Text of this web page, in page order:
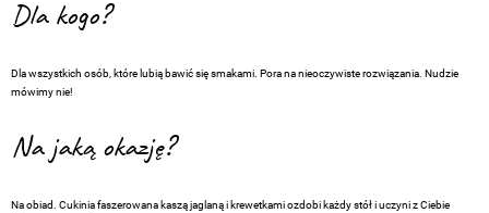
Dla kogo?
Dla wszystkich osób, które lubią bawić się smakami. Pora na nieoczywiste rozwiązania. Nudzie
mówimy nie!
Na jaką okazję?
Na obiad. Cukinia faszerowana kaszą jaglaną i krewetkami ozdobi każdy stół i uczyni z Ciebie